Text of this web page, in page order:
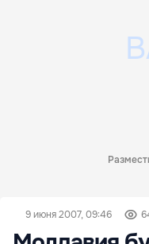
9 июня 2007, 09:46